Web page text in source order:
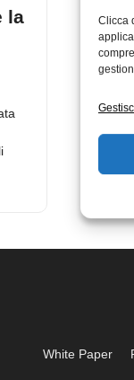
Clicca
la
White Paper